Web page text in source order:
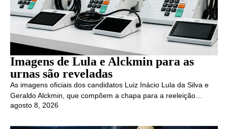
Imagens de Lula e Alckmin para as
urnas são reveladas
As imagens oficiais dos candidatos Luiz Inácio Lula da Silva e
Geraldo Alckmin, que compõem a chapa para a reeleição…
agosto 8, 2026